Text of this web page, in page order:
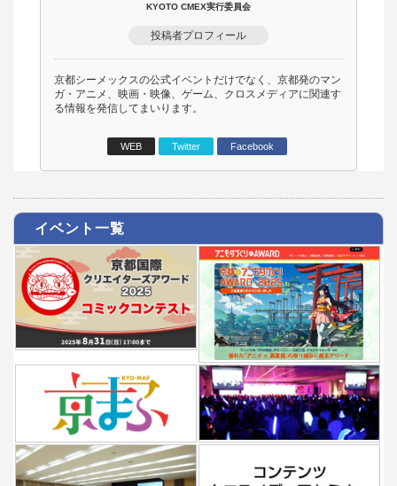
KYOTO CMEX実行委員会
投稿者プロフィール
京都シーメックスの公式イベントだけでなく、京都発のマン
ガ・アニメ、映画・映像、ゲーム、クロスメディアに関連す
る情報を発信してまいります。
WEB Twitter Facebook
イベント一覧